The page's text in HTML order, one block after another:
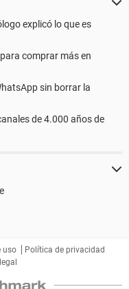
explicó lo que es
comprar más en
sin borrar la
de 4.000 años de
uso
Política de privacidad